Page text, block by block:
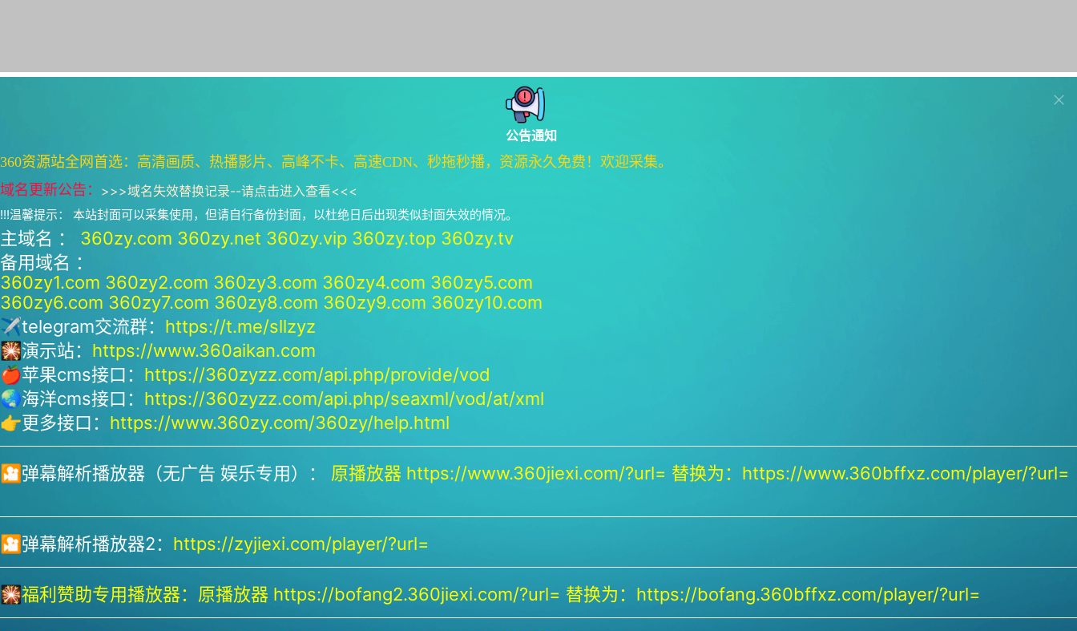
公告通知
360资源站全网首选：高清画质、热播影片、高峰不卡、高速CDN、秒拖秒播，资源永久免费！欢迎采集。
域名更新公告： >>>域名失效替换记录--请点击进入查看<<<
!!!温馨提示： 本站封面可以采集使用，但请自行备份封面，以杜绝日后出现类似封面失效的情况。
主域名 ： 360zy.com 360zy.net 360zy.vip 360zy.top 360zy.tv
备用域名 ：
360zy1.com 360zy2.com 360zy3.com 360zy4.com 360zy5.com
360zy6.com 360zy7.com 360zy8.com 360zy9.com 360zy10.com
✈telegram交流群： https://t.me/sllzyz
🎇演示站： https://www.360aikan.com
🍎苹果cms接口： https://360zyzz.com/api.php/provide/vod
🌏海洋cms接口： https://360zyzz.com/api.php/seaxml/vod/at/xml
👉更多接口： https://www.360zy.com/360zy/help.html
🎦弹幕解析播放器（无广告 娱乐专用）： 原播放器 https://www.360jiexi.com/?url= 替换为：https://www.360bffxz.com/player/?url=
🎦弹幕解析播放器2： https://zyjiexi.com/player/?url=
🎇福利赞助专用播放器： 原播放器 https://bofang2.360jiexi.com/?url= 替换为：https://bofang.360bffxz.com/player/?url=